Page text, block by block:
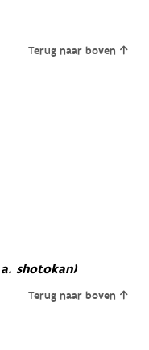
Terug naar boven
shotokan)
Terug naar boven